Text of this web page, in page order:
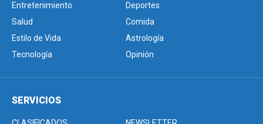
Entretenimiento
Deportes
Salud
Comida
Estilo de Vida
Astrología
Tecnología
Opinión
SERVICIOS